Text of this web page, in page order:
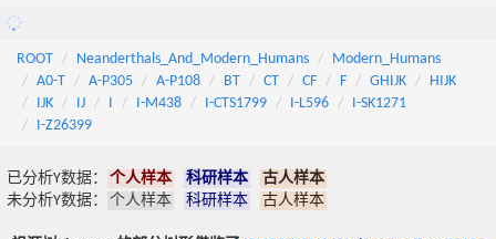
ROOT Neanderthals_And_Modern_Humans
Modern_Humans
A0-T
A-P305 A-P108 BT CT CF F GHIJK
HIJK
IJK
IJ I I-M438 I-CTS1799 I-L596
I-SK1271
I-Z26399
已分析Y数据： 个人样本 科研样本
古人样本
未分析Y数据：
个人样本 科研样本 古人样本